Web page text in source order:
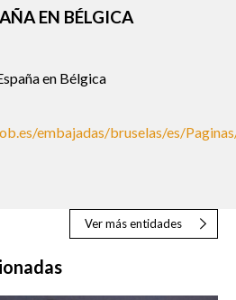
EN BÉLGICA
en Bélgica
embajadas/bruselas/es/
Ver más entidades